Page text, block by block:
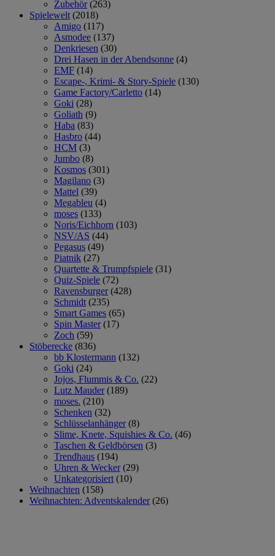
Zubehör (263)
Spielewelt (2018)
Amigo (117)
Asmodee (137)
Denkriesen (30)
Drei Hasen in der Abendsonne (4)
EMF (14)
Escape-, Krimi- & Story-Spiele (130)
Game Factory/Carletto (14)
Goki (28)
Goliath (9)
Haba (83)
Hasbro (44)
HCM (3)
Jumbo (8)
Kosmos (301)
Magilano (3)
Mattel (39)
Megableu (4)
moses (133)
Noris/Eichhorn (103)
NSV/AS (44)
Pegasus (49)
Piatnik (27)
Quartette & Trumpfspiele (31)
Quiz-Spiele (72)
Ravensburger (428)
Schmidt (235)
Smart Games (65)
Spin Master (17)
Zoch (59)
Stöberecke (836)
bb Klostermann (132)
Goki (24)
Jojos, Flummis & Co. (22)
Lutz Mauder (189)
moses. (210)
Schenken (32)
Schlüsselanhänger (8)
Slime, Knete, Squishies & Co. (46)
Taschen & Geldbörsen (3)
Trendhaus (194)
Uhren & Wecker (29)
Unkategorisiert (10)
Weihnachten (158)
Weihnachten: Adventskalender (26)